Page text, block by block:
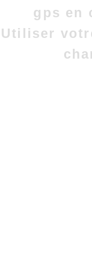
gps en
Utiliser